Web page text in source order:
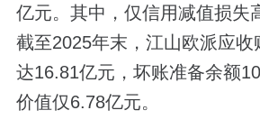
亿元。其中，仅信用减值损失
截至2025年末，江山欧派应收
达16.81亿元，坏账准备余额
价值仅6.78亿元。